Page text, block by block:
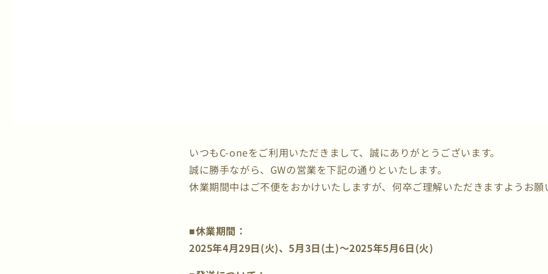
いつもC-oneをご利用いただきまして、誠にありがとうございます。
誠に勝手ながら、GWの営業を下記の通りといたします。
休業期間中はご不便をおかけいたしますが、何卒ご理解いただきますようお願
■休業期間：
2025年4月29日(火)、5月3日(土)～2025年5月6日(火)